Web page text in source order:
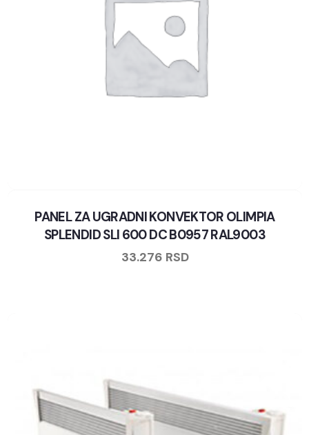
PANEL ZA UGRADNI KONVEKTOR OLIMPIA
SPLENDID SLI 600 DC B0957 RAL9003
33.276 RSD